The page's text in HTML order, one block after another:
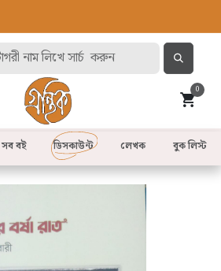
0
সব বই লেখক
ডিসকাউন্ট বুক লিস্ট